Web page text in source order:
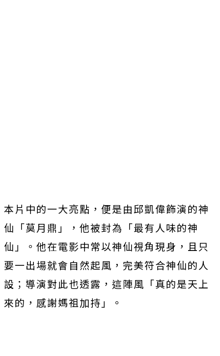
本片中的一大亮點，便是由邱凱偉飾演的神
仙「莫月鼎」， 他被封為「最有人味的神
仙」。他在電影中常以神仙視角現身， 且只
要一出場就會自然起風，完美符合神仙的人
設； 導演對此也透露，這陣風「真的是天上
來的，感謝媽祖加持」。